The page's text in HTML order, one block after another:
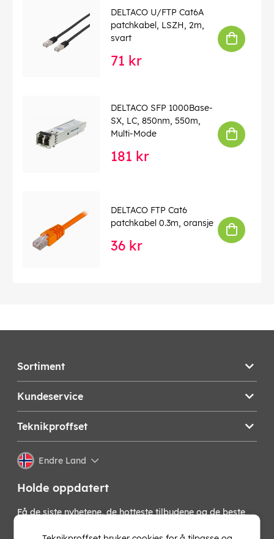
DELTACO U/FTP Cat6A
patchkabel, LSZH, 2m,
svart
71 kr
DELTACO SFP 1000Base-
SX, LC, 850nm, 550m,
Multi-Mode
181 kr
DELTACO FTP Cat6
patchkabel 0.3m, oransje
36 kr
Sortiment
Kundeservice
Teknikproffset
Endre Land
Holde oppdatert
Få de siste nyhetene, de hotteste tilbudene og de beste
nyhetsbrev!